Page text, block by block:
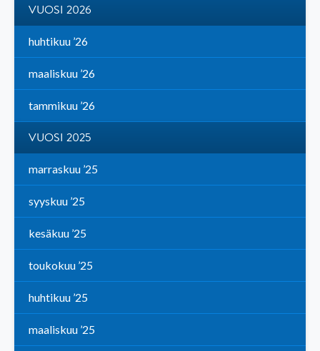
VUOSI 2026
huhtikuu ’26
maaliskuu ’26
tammikuu ’26
VUOSI 2025
marraskuu ’25
syyskuu ’25
kesäkuu ’25
toukokuu ’25
huhtikuu ’25
maaliskuu ’25